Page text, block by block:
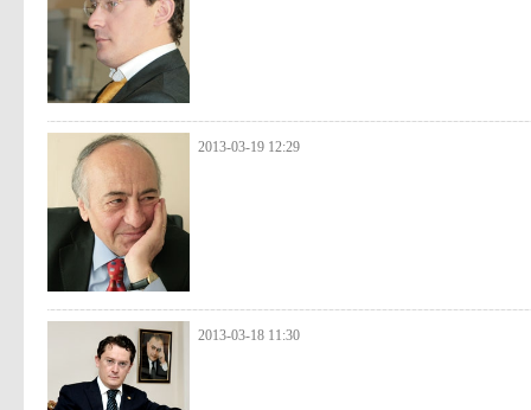
2013-03-19 12:29
2013-03-18 11:30